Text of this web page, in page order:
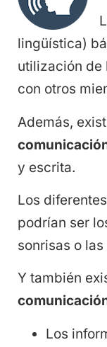
lingüística)
utilización de
con otros
Además,
y escrita.
Los diferentes
podrían ser
sonrisas o
Y también
Los